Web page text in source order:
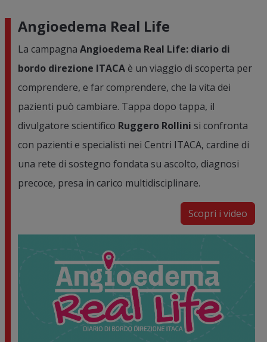
Angioedema Real Life
La campagna Angioedema Real Life: diario di
bordo direzione ITACAè un viaggio di scoperta per
comprendere, e far comprendere, che la vita dei
pazienti può cambiare. Tappa dopo tappa, il
divulgatore scientifico Ruggero Rollini si confronta
con pazienti e specialisti nei Centri ITACA, cardine di
una rete di sostegno fondata su ascolto, diagnosi
precoce, presa in carico multidisciplinare.
Scopri i video